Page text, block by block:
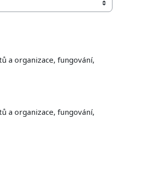
a organizace, fungování,
a organizace, fungování,